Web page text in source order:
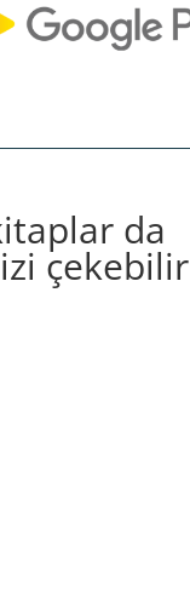
da
çekebilir